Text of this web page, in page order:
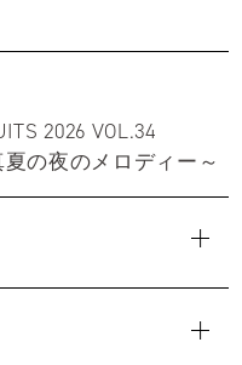
2026 VOL.34
の夜のメロディー～